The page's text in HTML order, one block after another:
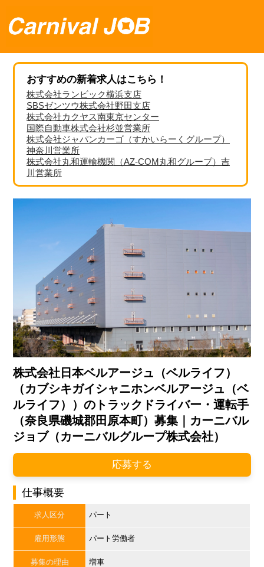
おすすめの新着求人はこちら！
株式会社ランビック横浜支店
SBSゼンツウ株式会社野田支店
株式会社カクヤス南東京センター
国際自動車株式会社杉並営業所
株式会社ジャパンカーゴ（すかいらーくグループ）
神奈川営業所
株式会社丸和運輸機関（AZ-COM丸和グループ）吉
川営業所
株式会社日本ベルアージュ（ベルライフ）
（カブシキガイシャニホンベルアージュ（ベ
ルライフ））のトラックドライバー・運転手
（奈良県磯城郡田原本町）募集｜カーニバル
ジョブ（カーニバルグループ株式会社）
応募する
仕事概要
求人区分 パート
雇用形態 パート労働者
募集の理由 増車